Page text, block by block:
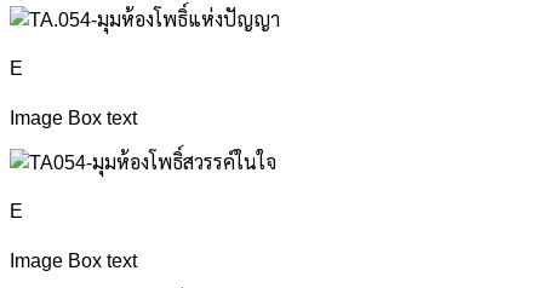
E
Image Box text
E
Image Box text